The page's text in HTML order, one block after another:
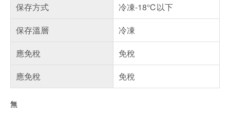
保存方式
冷凍-18℃以下
保存溫層
冷凍
應免稅
免稅
應免稅
免稅
無